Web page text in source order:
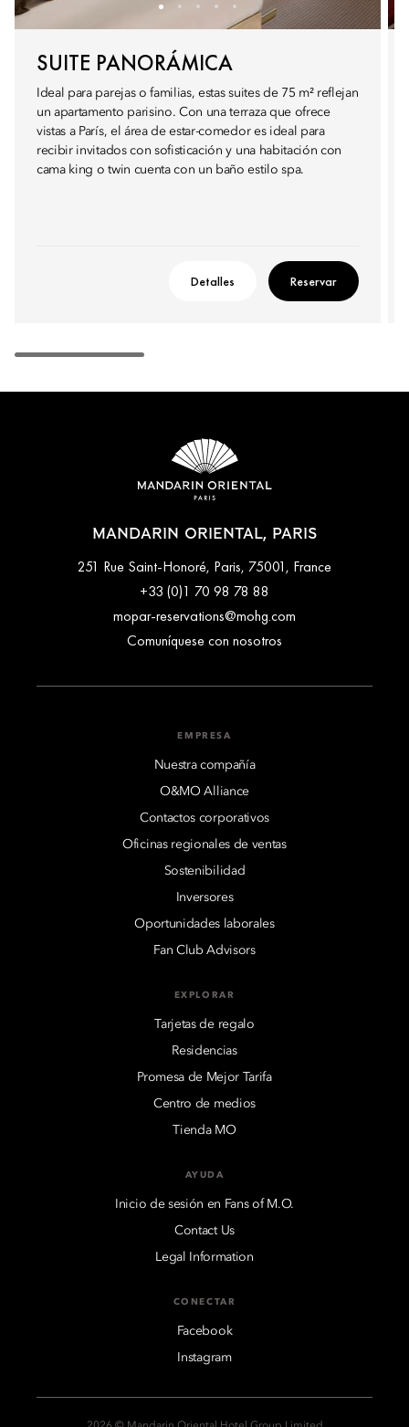
SUITE PANORÁMICA
Ideal para parejas o familias, estas suites de 75 m² reflejan
un apartamento parisino. Con una terraza que ofrece
vistas a París, el área de estar-comedor es ideal para
recibir invitados con sofisticación y una habitación con
cama king o twin cuenta con un baño estilo spa.
Detalles Reservar
MANDARIN ORIENTAL, PARIS
251 Rue Saint-Honoré, Paris, 75001, France
+33 (0)1 70 98 78 88
mopar-reservations@mohg.com
Comuníquese con nosotros
EMPRESA
Nuestra compañía
O&MO Alliance
Contactos corporativos
Oficinas regionales de ventas
Sostenibilidad
Inversores
Oportunidades laborales
Fan Club Advisors
EXPLORAR
Tarjetas de regalo
Residencias
Promesa de Mejor Tarifa
Centro de medios
Tienda MO
AYUDA
Inicio de sesión en Fans of M.O.
Contact Us
Legal Information
CONECTAR
Facebook
Instagram